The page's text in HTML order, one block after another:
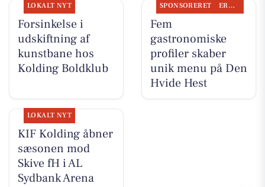
LOKALT NYT
Forsinkelse i
udskiftning af
kunstbane hos
Kolding Boldklub
SPONSORERET ERHVERV
Fem
gastronomiske
profiler skaber
unik menu på Den
Hvide Hest
LOKALT NYT
KIF Kolding åbner
sæsonen mod
Skive fH i AL
Sydbank Arena